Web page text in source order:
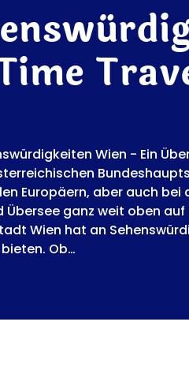
Wien - Ein
Europäern, aber auch
Übersee ganz weit oben
Wien hat an
Ob…